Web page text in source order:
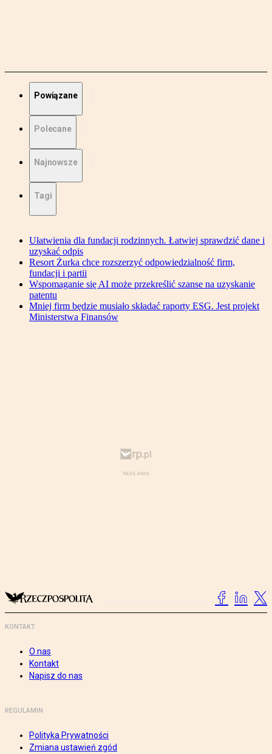
Powiązane
Polecane
Najnowsze
Tagi
Ułatwienia dla fundacji rodzinnych. Łatwiej sprawdzić dane i
uzyskać odpis
Resort Żurka chce rozszerzyć odpowiedzialność firm,
fundacji i partii
Wspomaganie się AI może przekreślić szanse na uzyskanie
patentu
Mniej firm będzie musiało składać raporty ESG. Jest projekt
Ministerstwa Finansów
KONTAKT
O nas
Kontakt
Napisz do nas
REGULAMIN
Polityka Prywatności
Zmiana ustawień zgód